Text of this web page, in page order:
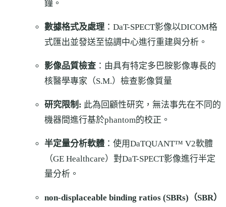
鐘。
數據格式及處理 ：DaT-SPECT影像以DICOM格
式匯出並發送至協調中心進行重建與分析。
影像品質檢查 ：由具有特定多巴胺影像專長的
核醫學專家（S.M.）檢查影像質量
研究限制: 此為回顧性研究，無法事先在不同的
機器間進行基於phantom的校正。
半定量分析軟體 ：使用DaTQUANT™ V2軟體
（GE Healthcare）對DaT-SPECT影像進行半定
量分析。
non-displaceable binding ratios (SBRs)（SBR）